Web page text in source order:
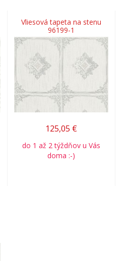
Vliesová tapeta na stenu
96199-1
125,05 €
do 1 až 2 týždňov u Vás
doma :-)